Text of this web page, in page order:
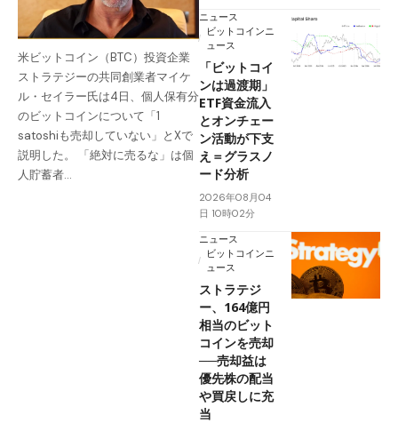
米ビットコイン（BTC）投資企業
ストラテジーの共同創業者マイケ
ル・セイラー氏は4日、個人保有分
のビットコインについて「1
satoshiも売却していない」とXで
説明した。 「絶対に売るな」は個
人貯蓄者…
ニュース
ビットコインニ
ュース
「ビットコイ
ンは過渡期」
ETF資金流入
とオンチェー
ン活動が下支
え＝グラスノ
ード分析
2026年08月04
日 10時02分
ニュース
ビットコインニ
ュース
ストラテジ
ー、164億円
相当のビット
コインを売却
──売却益は
優先株の配当
や買戻しに充
当